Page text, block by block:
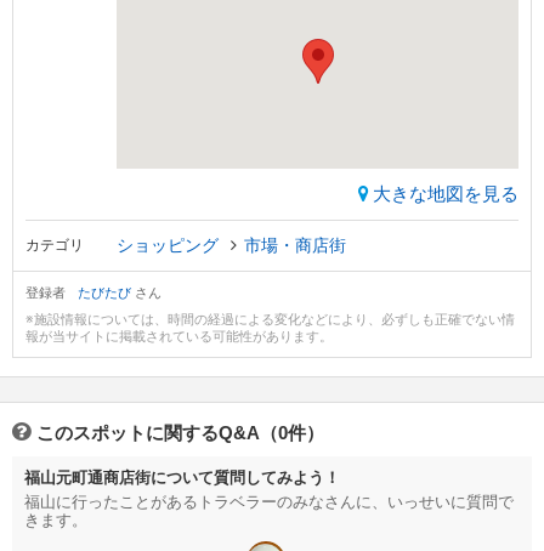
大きな地図を見る
カテゴリ ショッピング 市場・商店街
登録者 たびたび さん
※施設情報については、時間の経過による変化などにより、必ずしも正確でない情
報が当サイトに掲載されている可能性があります。
このスポットに関するQ&A（0件）
福山元町通商店街について質問してみよう！
福山に行ったことがあるトラベラーのみなさんに、いっせいに質問で
きます。